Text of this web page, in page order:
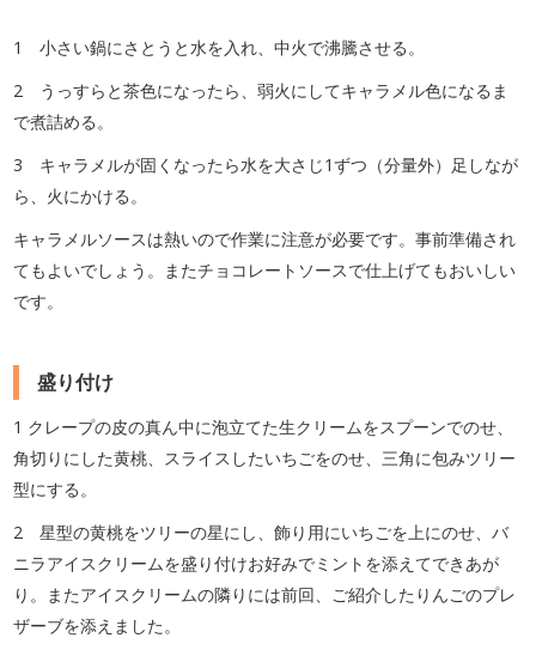
1 小さい鍋にさとうと水を入れ、中火で沸騰させる。
2 うっすらと茶色になったら、弱火にしてキャラメル色になるま
で煮詰める。
3 キャラメルが固くなったら水を大さじ1ずつ（分量外）足しなが
ら、火にかける。
キャラメルソースは熱いので作業に注意が必要です。事前準備され
てもよいでしょう。またチョコレートソースで仕上げてもおいしい
です。
盛り付け
1 クレープの皮の真ん中に泡立てた生クリームをスプーンでのせ、
角切りにした黄桃、スライスしたいちごをのせ、三角に包みツリー
型にする。
2 星型の黄桃をツリーの星にし、飾り用にいちごを上にのせ、バ
ニラアイスクリームを盛り付けお好みでミントを添えてできあが
り。またアイスクリームの隣りには前回、ご紹介したりんごのプレ
ザーブを添えました。